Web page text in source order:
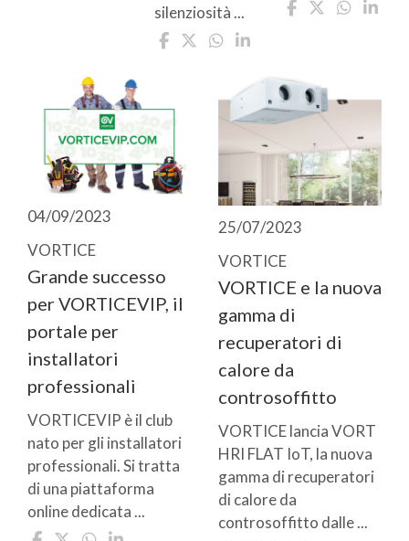
silenziosità ...
04/09/2023
VORTICE
Grande successo
per VORTICEVIP, il
portale per
installatori
professionali
VORTICEVIP è il club
nato per gli installatori
professionali. Si tratta
di una piattaforma
online dedicata ...
25/07/2023
VORTICE
VORTICE e la nuova
gamma di
recuperatori di
calore da
controsoffitto
VORTICE lancia VORT
HRI FLAT IoT, la nuova
gamma di recuperatori
di calore da
controsoffitto dalle ...